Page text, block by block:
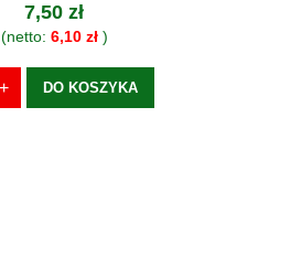
7,50 zł
(netto: 6,10 zł)
DO KOSZYKA